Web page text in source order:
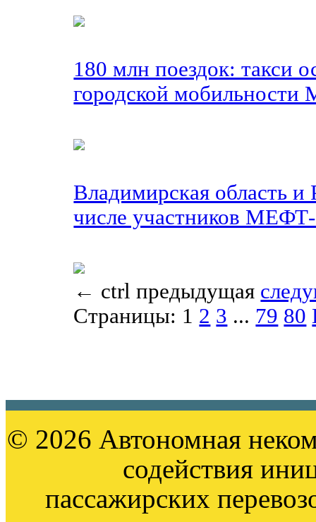
180 млн поездок: такси
городской мобильности
Владимирская область
числе участников
← ctrl предыдущая
Страницы: 1 2 3 ... 79 80
© 2026 Автономная
содействия
пассажирских